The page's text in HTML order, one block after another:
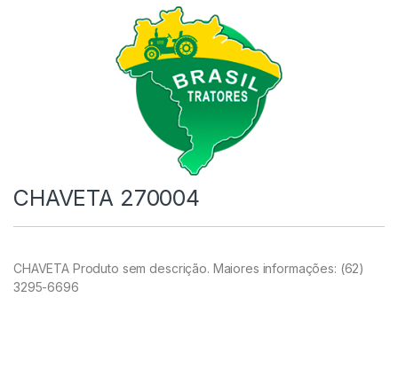
CHAVETA 270004
CHAVETA Produto sem descrição. Maiores informações: (62)
3295-6696